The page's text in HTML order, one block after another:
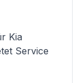
Kia
Service